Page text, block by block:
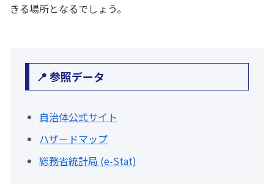
きる場所となるでしょう。
📍 参照データ
自治体公式サイト
ハザードマップ
総務省統計局 (e-Stat)